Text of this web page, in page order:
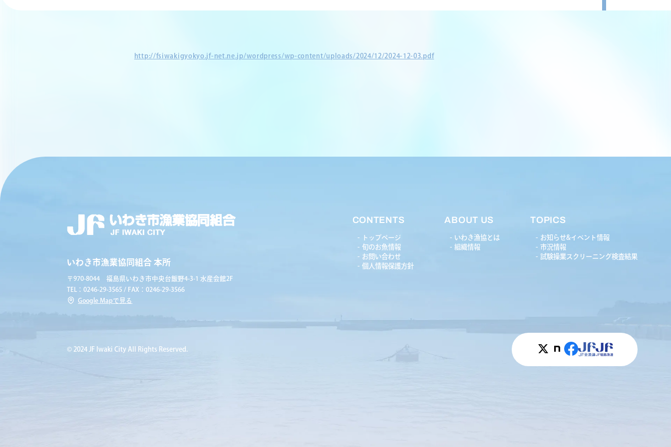
http://fsiwakigyokyo.jf-net.ne.jp/wordpress/wp-content/uploads/2024/12/2024-12-03.pdf
いわき市漁業協同組合 本所
〒970-8044 福島県いわき市中央台飯野4-3-1 水産会館2F
TEL：0246-29-3565 / FAX：0246-29-3566
Google Mapで見る
CONTENTS
トップページ
旬のお魚情報
お問い合わせ
個人情報保護方針
ABOUT US
いわき漁協とは
組織情報
TOPICS
お知らせ&イベント情報
市況情報
試験操業スクリーニング検査結果
© 2024 JF Iwaki City All Rights Reserved.